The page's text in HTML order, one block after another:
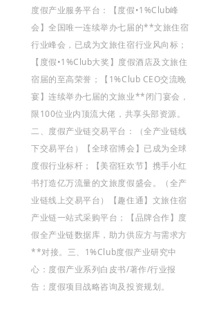
度假产业服务平台：【度假•1%Club峰
会】全国唯一连续举办七届的**文旅住宿
行业峰会，已成为文旅住宿行业风向标；
【度假•1%Club大奖】度假酒店及文旅住
宿届的至高荣誉；【1%Club CEO交流晚
宴】连续举办七届的文旅业**闭门宴会，
限100位业内顶流大佬，共享头部资源。
二、度假产业链交易平台：
（全产业链线
下交易平台）【全球宿博会】已成为全球
度假行业标杆；
【美宿狂欢节】携手小红
书打造亿万流量的文旅度假盛会。
（全产
业链线上交易平台）
【趣住通】文旅住宿
产业链一站式采购平台；【品牌合作】度
假全产业链数据库，助力供应方与需求方
**对接。 三、1%Club度假产业研究中
心： 度假产业系列白皮书/著作/行业报
告； 度假项目战略咨询及投资规划。